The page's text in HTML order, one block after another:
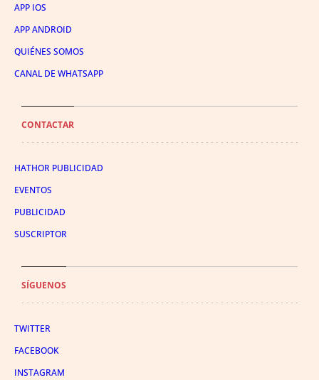
APP IOS
APP ANDROID
QUIÉNES SOMOS
CANAL DE WHATSAPP
CONTACTAR
HATHOR PUBLICIDAD
EVENTOS
PUBLICIDAD
SUSCRIPTOR
SÍGUENOS
TWITTER
FACEBOOK
INSTAGRAM